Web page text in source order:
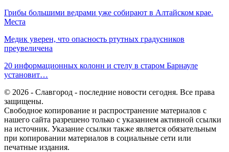
Грибы большими ведрами уже собирают в Алтайском крае.
Места
Медик уверен, что опасность ртутных градусников
преувеличена
20 информационных колонн и стелу в старом Барнауле
установит…
© 2026 - Славгород - последние новости сегодня. Все права
защищены.
Свободное копирование и распространение материалов с
нашего сайта разрешено только с указанием активной ссылки
на источник. Указание ссылки также является обязательным
при копировании материалов в социальные сети или
печатные издания.